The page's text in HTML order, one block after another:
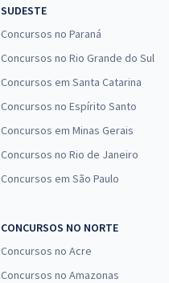
SUDESTE
Concursos no Paraná
Concursos no Rio Grande do Sul
Concursos em Santa Catarina
Concursos no Espírito Santo
Concursos em Minas Gerais
Concursos no Rio de Janeiro
Concursos em São Paulo
CONCURSOS NO NORTE
Concursos no Acre
Concursos no Amazonas